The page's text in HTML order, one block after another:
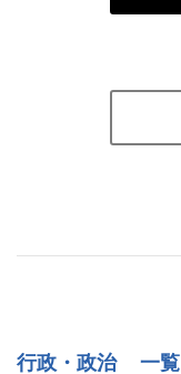
行政・政治 一覧